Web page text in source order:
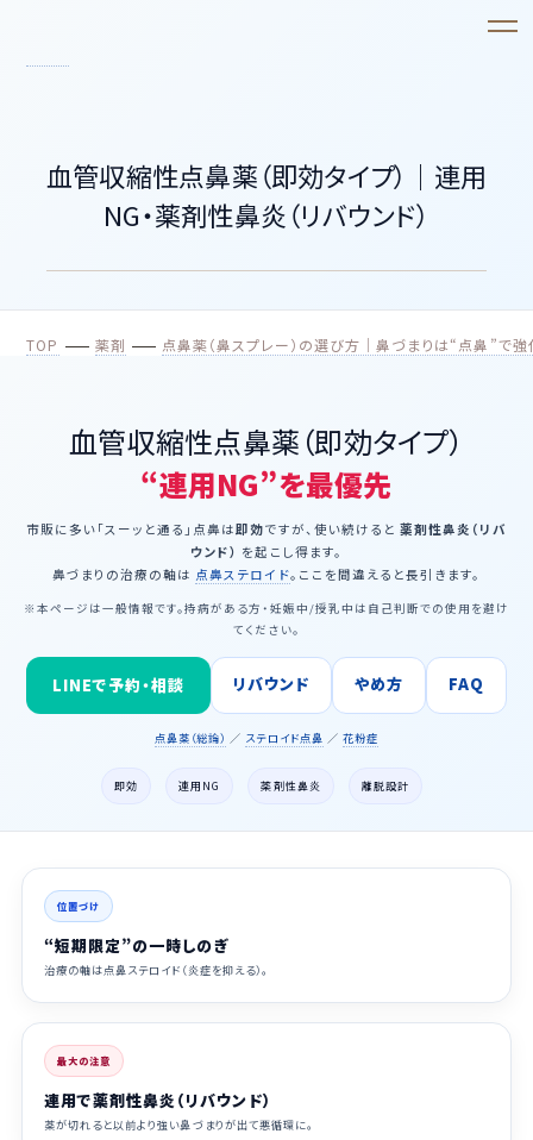
血管収縮性点鼻薬（即効タイプ）｜連用
NG・薬剤性鼻炎（リバウンド）
TOP 薬剤 点鼻薬（鼻スプレー）の選び方｜鼻づまりは“点鼻”で
血管収縮性点鼻薬（即効タイプ）
“連用NG”を最優先
市販に多い「スーッと通る」点鼻は即効ですが、使い続けると 薬剤性鼻炎（リバ
ウンド） を起こし得ます。
鼻づまりの治療の軸は 点鼻ステロイド。ここを間違えると長引きます。
※本ページは一般情報です。持病がある方・妊娠中/授乳中は自己判断での使用を避け
てください。
LINEで予約・相談 リバウンド やめ方 FAQ
点鼻薬（総論） ／ ステロイド点鼻 ／ 花粉症
即効 連用NG 薬剤性鼻炎 離脱設計
位置づけ
“短期限定”の一時しのぎ
治療の軸は点鼻ステロイド（炎症を抑える）。
最大の注意
連用で薬剤性鼻炎（リバウンド）
薬が切れると以前より強い鼻づまりが出て悪循環に。